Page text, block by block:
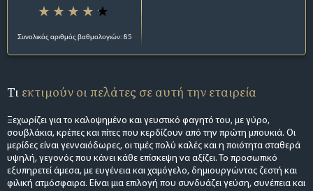
Συνολικός αριθμός βαθμολογιών: 85
Τι εκτιμούν οι πελάτες σε αυτή την εταιρεία
Ξεχωρίζει για το καλοψημένο και γευστικό φαγητό του, με γύρο,
σουβλάκια, κρέπες και πίτες που κερδίζουν από την πρώτη μπουκιά. Οι
μερίδες είναι γενναιόδωρες, οι τιμές πολύ καλές και η ποιότητα σταθερά
υψηλή, γεγονός που κάνει κάθε επίσκεψη να αξίζει. Το προσωπικό
εξυπηρετεί άμεσα, με ευγένεια και χαμόγελο, δημιουργώντας ζεστή και
φιλική ατμόσφαιρα. Είναι μια επιλογή που συνδυάζει γεύση, συνέπεια και